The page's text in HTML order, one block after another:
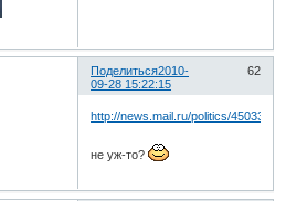
Поделиться 62
2010-
09-28 15:22:15
http://news.mail.ru/politics/4503395
не уж-то?